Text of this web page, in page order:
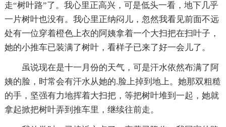
走“树叶路”了。我心里正高兴，可是低头一看，地下几乎
一片树叶也没有。我心里正纳闷儿，忽然我看见前面不远
处有一位穿着橙色上衣的阿姨拿着一个大扫把在扫叶子，
她的小推车已装满了树叶，看样子已来了好一会儿了。
虽说现在是十一月份的天气，可是汗水依然布满了阿
姨的脸，时常会有汗水从她的.脸上掉到地上。她那双粗糙
的手，坚强有力地挥着大扫把，等把树叶堆到一起，她就
拿起掀把树叶弄到推车里，继续往前走。